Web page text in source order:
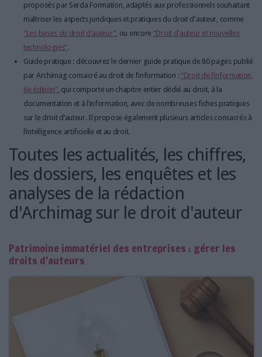
proposés par Serda Formation, adaptés aux professionnels souhaitant
maîtriser les aspects juridiques et pratiques du droit d'auteur, comme
“Les bases du droit d'auteur”, ou encore “Droit d'auteur et nouvelles
technologies”.
Guide pratique : découvrez le dernier guide pratique de 80 pages publié
par Archimag consacré au droit de l’information :“Droit de l’information,
6e édition”, qui comporte un chapitre entier dédié au droit, à la
documentation et à l’information, avec de nombreuses fiches pratiques
sur le droit d’auteur. Il propose également plusieurs articles consacrés à
l’intelligence artificielle et au droit.
Toutes les actualités, les chiffres,
les dossiers, les enquêtes et les
analyses de la rédaction
d'Archimag sur le droit d'auteur
Patrimoine immatériel des entreprises : gérer les
droits d’auteurs